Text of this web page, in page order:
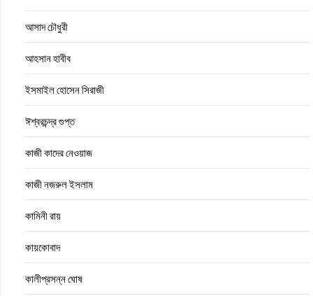
আসাদ চৌধুরী
আহসান হাবীব
ইসমাইল হোসেন সিরাজী
ঈশ্বরচন্দ্র গুপ্ত
কাজী কাদের নেওয়াজ
কাজী নজরুল ইসলাম
কামিনী রায়
কায়কোবাদ
কালীপ্রসন্ন ঘোষ